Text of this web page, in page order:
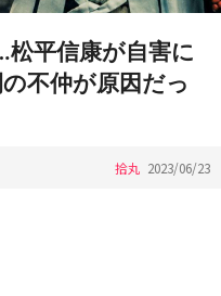
平信康が自害に
不仲が原因だっ
拾丸 2023/06/23